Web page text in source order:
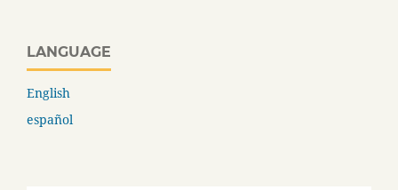
LANGUAGE
English
español